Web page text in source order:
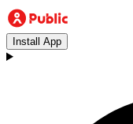
Install App